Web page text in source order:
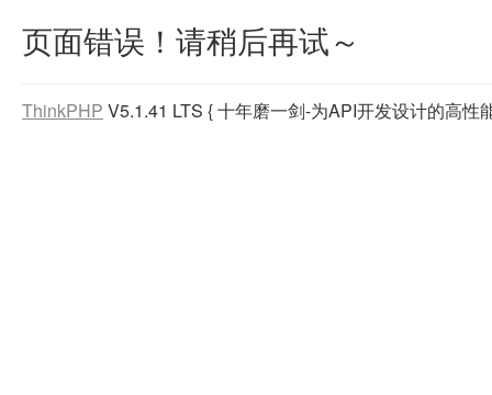
页面错误！请稍后再试～
ThinkPHP V5.1.41 LTS { 十年磨一剑-为API开发设计的高性